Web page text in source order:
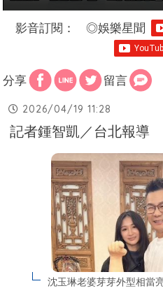
影音訂閱： ◎娛樂星聞
分享 留言
2026/04/19 11:28
記者鍾智凱／台北報導
沈玉琳老婆芽芽外型相當